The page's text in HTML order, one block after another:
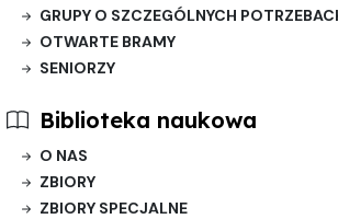
GRUPY O SZCZEGÓLNYCH
OTWARTE BRAMY
SENIORZY
Biblioteka naukowa
O NAS
ZBIORY
ZBIORY SPECJALNE